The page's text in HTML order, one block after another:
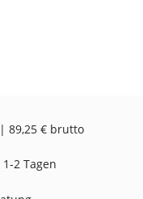
89,25 € brutto
2 Tagen